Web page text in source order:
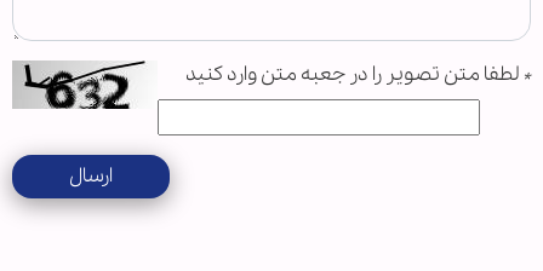
* لطفا متن تصویر را در جعبه متن وارد کنید
ارسال